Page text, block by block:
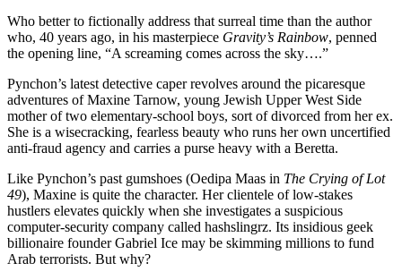
Who better to fictionally address that surreal time than the author
who, 40 years ago, in his masterpiece Gravity’s Rainbow, penned
the opening line, “A screaming comes across the sky….”
Pynchon’s latest detective caper revolves around the picaresque
adventures of Maxine Tarnow, young Jewish Upper West Side
mother of two elementary-school boys, sort of divorced from her ex.
She is a wisecracking, fearless beauty who runs her own uncertified
anti-fraud agency and carries a purse heavy with a Beretta.
Like Pynchon’s past gumshoes (Oedipa Maas in The Crying of Lot
49), Maxine is quite the character. Her clientele of low-stakes
hustlers elevates quickly when she investigates a suspicious
computer-security company called hashslingrz. Its insidious geek
billionaire founder Gabriel Ice may be skimming millions to fund
Arab terrorists. But why?